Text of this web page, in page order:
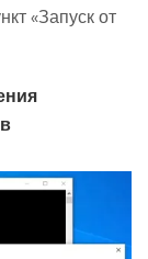
«Запуск от